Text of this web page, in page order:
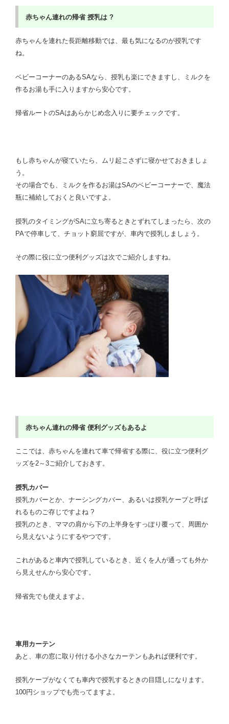
赤ちゃん連れの帰省 授乳は ?
赤ちゃんを連れた長距離移動では、最も気になるのが授乳です
ね。
ベビーコーナーのあるSAなら、授乳も楽にできますし、ミルクを
作るお湯も手に入りますから安心です。
帰省ルートのSAはあらかじめ念入りに要チェックです。
もし赤ちゃんが寝ていたら、ムリ起こさずに寝かせておきましょ
う。
その場合でも、ミルクを作るお湯はSAのベビーコーナーで、魔法
瓶に補給しておくと良いですよ。
授乳のタイミングがSAに立ち寄るときとずれてしまったら、次の
PAで停車して、チョット窮屈ですが、車内で授乳しましょう。
その際に役に立つ便利グッズは次でご紹介しますね。
赤ちゃん連れの帰省 便利グッズもあるよ
ここでは、赤ちゃんを連れて車で帰省する際に、役に立つ便利グ
ッズを2～3ご紹介しておきす。
授乳カバー
授乳カバーとか、ナーシングカバー、あるいは授乳ケープと呼ば
れるものご存じですよね ?
授乳のとき、ママの肩から下の上半身をすっぽり覆って、周囲か
ら見えないようにするやつです。
これがあると車内で授乳しているとき、近くを人が通っても外か
ら見えせんから安心です。
帰省先でも使えますよ。
車用カーテン
あと、車の窓に取り付ける小さなカーテンもあれば便利です。
授乳ケープがなくても車内で授乳するときの目隠しになります。
100円ショップでも売ってますよ。